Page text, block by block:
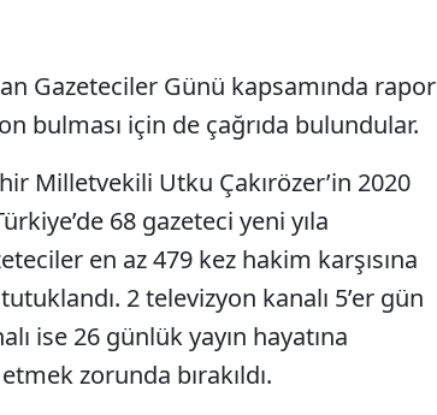
Gazeteciler Günü kapsamında rapor
bulması için de çağrıda bulundular.
Milletvekili Utku Çakırözer’in 2020
68 gazeteci yeni yıla
en az 479 kez hakim karşısına
tutuklandı. 2 televizyon kanalı 5’er gün
ise 26 günlük yayın hayatına
zorunda bırakıldı.